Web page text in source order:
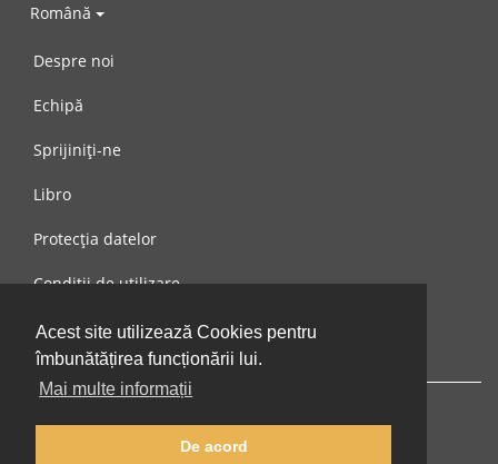
Acest site utilizează Cookies pentru
îmbunătățirea funcționării lui.
Mai multe informații
De acord
Română
Despre noi
Echipă
Sprijiniți-ne
Libro
Protecția datelor
Condiții de utilizare
Mesaj către noi